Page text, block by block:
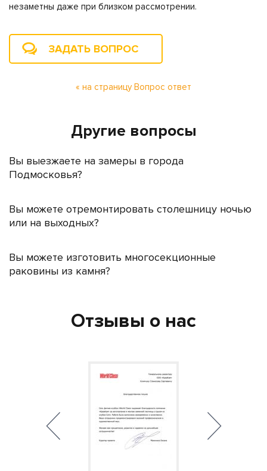
незаметны даже при близком рассмотрении.
ЗАДАТЬ ВОПРОС
« на страницу Вопрос ответ
Другие вопросы
Вы выезжаете на замеры в города
Подмосковья?
Вы можете отремонтировать столешницу ночью
или на выходных?
Вы можете изготовить многосекционные
раковины из камня?
Отзывы о нас